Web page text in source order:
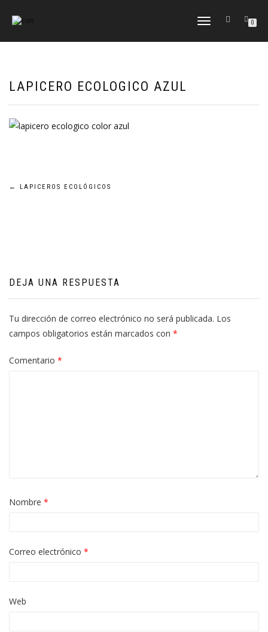
CAMBIAR
0
LAPICERO ECOLOGICO AZUL
Navegación
← LAPICEROS ECOLÓGICOS
DEJA UNA RESPUESTA
Tu dirección de correo electrónico no será publicada. Los
campos obligatorios están marcados con *
Comentario *
Nombre *
Correo electrónico *
Web